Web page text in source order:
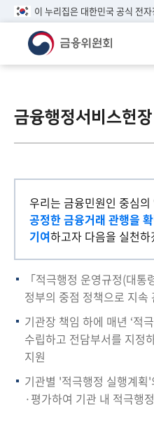
이 누리집은 대한민국 공식 전
린
이알
당
금융행정서비스헌장
우리는 금융민원인 중심
공정한 금융거래 관행을
기여하고자 다음을 실천하
「적극행정 운영규정(대
정부의 중점 정책으로 지속
기관장 책임 하에 매년 ‘적
수립하고 전담부서를 지정
지원
기관별 '적극행정 실행계획
·평가하여 기관 내 적극행